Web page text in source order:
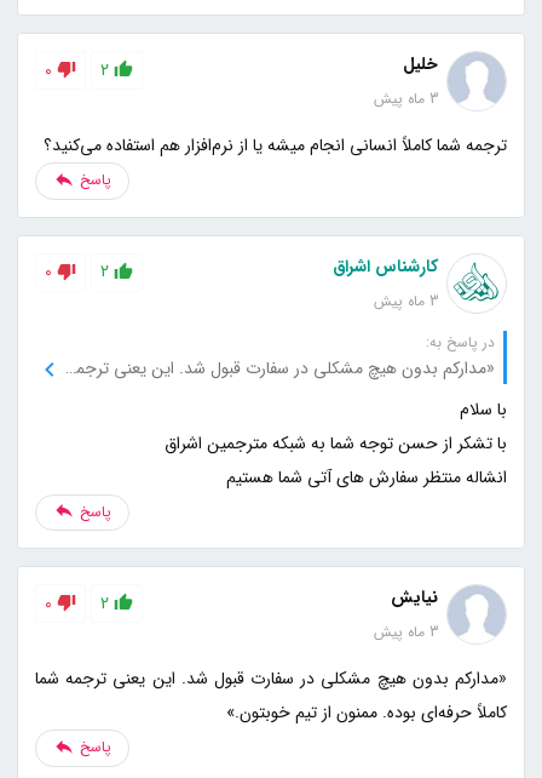
خلیل
3 ماه پیش
2
0
ترجمه شما کاملاً انسانی انجام میشه یا از نرم‌افزار هم استفاده می‌کنید؟
پاسخ
کارشناس اشراق
3 ماه پیش
2
0
در پاسخ به:
«مدارکم بدون هیچ مشکلی در سفارت قبول شد. این یعنی ترجمه شما کاملاً حرفه‌ای بوده. ممنون از تیم خوبتون.»
انشاله منتظر سفارش های آتی شما هستیم
پاسخ
نیایش
3 ماه پیش
2
0
«مدارکم بدون هیچ مشکلی در سفارت قبول شد. این یعنی ترجمه شما
کاملاً حرفه‌ای بوده. ممنون از تیم خوبتون.»
پاسخ